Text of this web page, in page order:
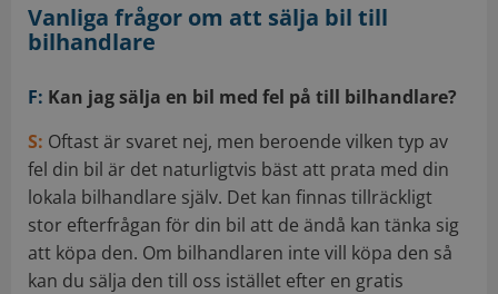
Vanliga frågor om att sälja bil till
bilhandlare
F: Kan jag sälja en bil med fel på till bilhandlare?
S: Oftast är svaret nej, men beroende vilken typ av
fel din bil är det naturligtvis bäst att prata med din
lokala bilhandlare själv. Det kan finnas tillräckligt
stor efterfrågan för din bil att de ändå kan tänka sig
att köpa den. Om bilhandlaren inte vill köpa den så
kan du sälja den till oss istället efter en gratis